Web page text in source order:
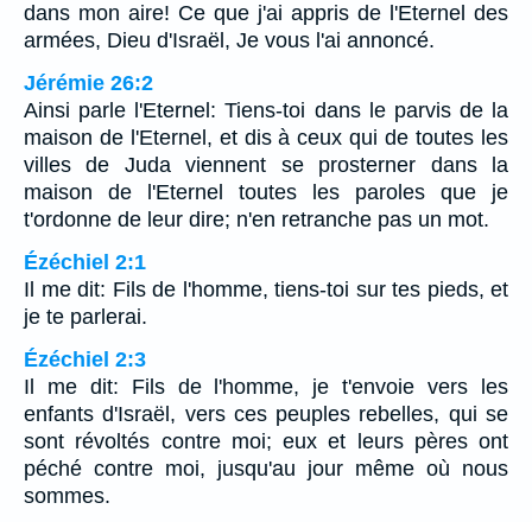
dans mon aire! Ce que j'ai appris de l'Eternel des
armées, Dieu d'Israël, Je vous l'ai annoncé.
Jérémie 26:2
Ainsi parle l'Eternel: Tiens-toi dans le parvis de la
maison de l'Eternel, et dis à ceux qui de toutes les
villes de Juda viennent se prosterner dans la
maison de l'Eternel toutes les paroles que je
t'ordonne de leur dire; n'en retranche pas un mot.
Ézéchiel 2:1
Il me dit: Fils de l'homme, tiens-toi sur tes pieds, et
je te parlerai.
Ézéchiel 2:3
Il me dit: Fils de l'homme, je t'envoie vers les
enfants d'Israël, vers ces peuples rebelles, qui se
sont révoltés contre moi; eux et leurs pères ont
péché contre moi, jusqu'au jour même où nous
sommes.